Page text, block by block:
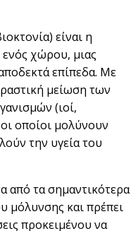
είναι η
χώρου, μιας
επίπεδα. Με
μείωση των
(ιοί,
οποίοι μολύνουν
την υγεία του
από τα σημαντικότερα
μόλυνσης και πρέπει
προκειμένου να